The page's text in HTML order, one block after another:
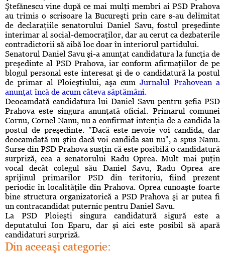
Ştefănescu vine după ce mai mulţi membri ai PSD Prahova
au trimis o scrisoare la Bucureşti prin care s-au delimitat
de declaraţiile senatorului Daniel Savu, fostul preşedinte
interimar al social-democraţilor, dar au cerut ca dezbaterile
contradictorii să aibă loc doar în interiorul partidului.
Senatorul Daniel Savu şi-a anunţat candidatura la funcţia de
preşedinte al PSD Prahova, iar conform afirmaţiilor de pe
blogul personal este interesat şi de o candidatură la postul
de primar al Ploieştiului, aşa cum Jurnalul Prahovean a
anunţat încă de acum câteva săptămâni.
Deocamdată candidatura lui Daniel Savu pentru şefia PSD
Prahova este singura anunţată oficial. Primarul comunei
Cornu, Cornel Nanu, nu a confirmat intenţia de a candida la
postul de preşedinte. "Dacă este nevoie voi candida, dar
deocamdată nu ştiu dacă voi candida sau nu", a spus Nanu.
Surse din PSD Prahova susţin că este posibilă o candidatură
surpriză, cea a senatorului Radu Oprea. Mult mai puţin
vocal decât colegul său Daniel Savu, Radu Oprea are
sprijinul primarilor PSD din teritoriu, fiind prezent
periodic în localităţile din Prahova. Oprea cunoaşte foarte
bine structura organizatorică a PSD Prahova şi ar putea fi
un contracandidat puternic pentru Daniel Savu.
La PSD Ploieşti singura candidatură sigură este a
deputatului Ion Eparu, dar şi aici este posibil să apară
candidaturi surpriză.
Din aceeaşi categorie: